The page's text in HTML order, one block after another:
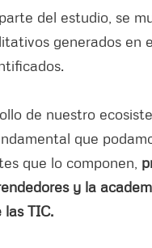
del estudio, se
generados en
de nuestro
que
que lo componen,
y la
las TIC.